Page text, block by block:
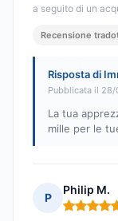
a seguito di un
Recensione
Risposta di
Pubblicata il
La tua
mille per le
P
Philip M.
Nota: 5 su